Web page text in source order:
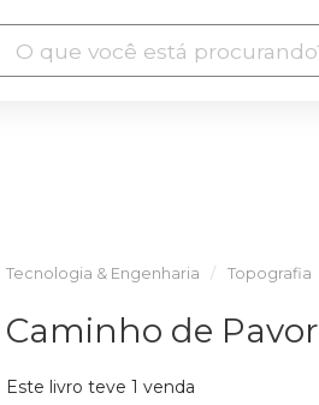
Tecnologia & Engenharia Topografia
Caminho de Pavor
Este livro teve 1 venda